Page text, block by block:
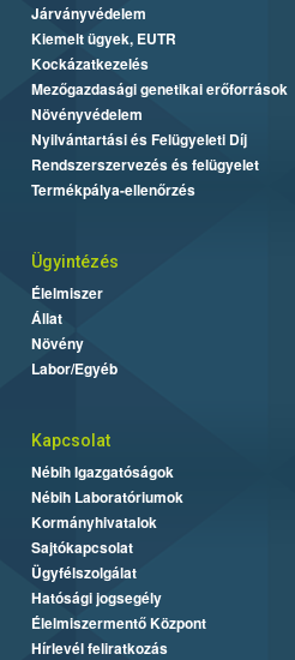
Járványvédelem
Kiemelt ügyek, EUTR
Kockázatkezelés
Mezőgazdasági genetikai erőforrások
Növényvédelem
Nyilvántartási és Felügyeleti Díj
Rendszerszervezés és felügyelet
Termékpálya-ellenőrzés
Ügyintézés
Élelmiszer
Állat
Növény
Labor/Egyéb
Kapcsolat
Nébih Igazgatóságok
Nébih Laboratóriumok
Kormányhivatalok
Sajtókapcsolat
Ügyfélszolgálat
Hatósági jogsegély
Élelmiszermentő Központ
Hírlevél feliratkozás